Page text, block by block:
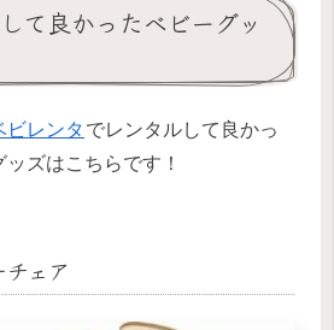
て良かったベビーグッ
ビレンタ でレンタルして良かっ
ズはこちらです！
ェア